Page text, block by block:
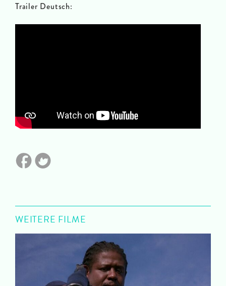
Trailer Deutsch:
WEITERE FILME